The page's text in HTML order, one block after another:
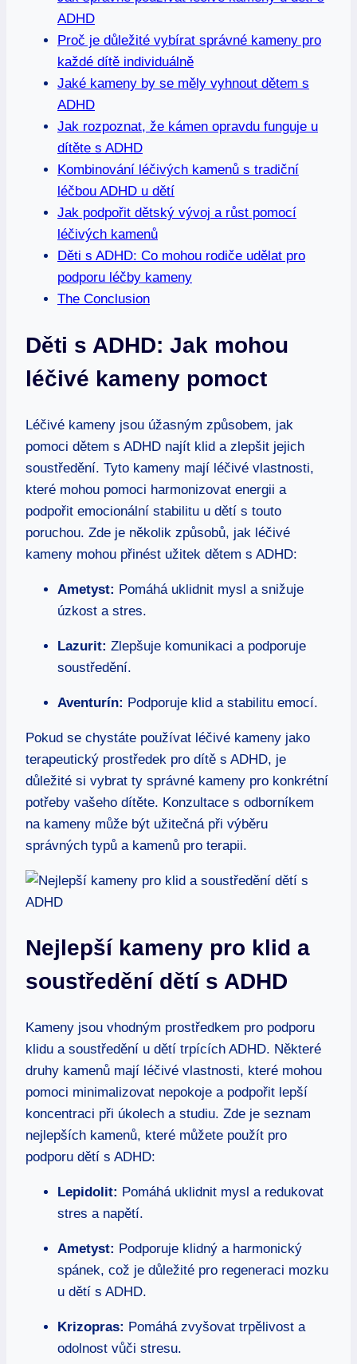
ADHD
Proč je důležité vybírat správné kameny pro
každé dítě individuálně
Jaké kameny by se měly vyhnout dětem s
ADHD
Jak rozpoznat, že kámen opravdu funguje u
dítěte s ADHD
Kombinování léčivých kamenů s tradiční
léčbou ADHD u dětí
Jak podpořit dětský vývoj a růst pomocí
léčivých kamenů
Děti s ADHD: Co mohou rodiče udělat pro
podporu léčby kameny
The Conclusion
Děti s ADHD: Jak mohou
léčivé kameny pomoct
Léčivé kameny jsou úžasným způsobem, jak
pomoci dětem s ADHD najít klid a zlepšit jejich
soustředění. Tyto kameny mají léčivé vlastnosti,
které mohou pomoci harmonizovat energii a
podpořit emocionální stabilitu u dětí s touto
poruchou. Zde je několik způsobů, jak léčivé
kameny mohou přinést užitek dětem s ADHD:
Ametyst: Pomáhá uklidnit mysl a snižuje
úzkost a stres.
Lazurit: Zlepšuje komunikaci a podporuje
soustředění.
Aventurín: Podporuje klid a stabilitu emocí.
Pokud se chystáte používat léčivé kameny jako
terapeutický prostředek pro dítě s ADHD, je
důležité si vybrat ty správné kameny pro konkrétní
potřeby vašeho dítěte. Konzultace s odborníkem
na kameny může být užitečná při výběru
správných typů a kamenů pro terapii.
Nejlepší kameny pro klid a
soustředění dětí s ADHD
Kameny jsou vhodným prostředkem pro podporu
klidu a soustředění u dětí trpících ADHD. Některé
druhy kamenů mají léčivé vlastnosti, které mohou
pomoci minimalizovat nepokoje a podpořit lepší
koncentraci při úkolech a studiu. Zde je seznam
nejlepších kamenů, které můžete použít pro
podporu dětí s ADHD:
Lepidolit: Pomáhá uklidnit mysl a redukovat
stres a napětí.
Ametyst: Podporuje klidný a harmonický
spánek, což je důležité pro regeneraci mozku
u dětí s ADHD.
Krizopras: Pomáhá zvyšovat trpělivost a
odolnost vůči stresu.